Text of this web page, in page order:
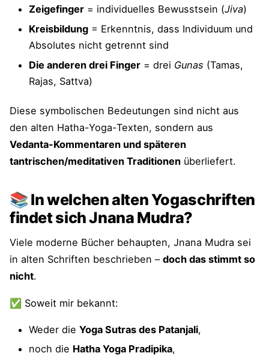
Zeigefinger = individuelles Bewusstsein (Jiva)
Kreisbildung = Erkenntnis, dass Individuum und
Absolutes nicht getrennt sind
Die anderen drei Finger = drei Gunas (Tamas,
Rajas, Sattva)
Diese symbolischen Bedeutungen sind nicht aus
den alten Hatha-Yoga-Texten, sondern aus
Vedanta-Kommentaren und späteren
tantrischen/meditativen Traditionen überliefert.
📚 In welchen alten Yogaschriften
findet sich Jnana Mudra?
Viele moderne Bücher behaupten, Jnana Mudra sei
in alten Schriften beschrieben – doch das stimmt so
nicht.
✅ Soweit mir bekannt:
Weder die Yoga Sutras des Patanjali,
noch die Hatha Yoga Pradipika,